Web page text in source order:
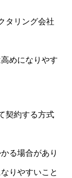
タリング会社
めになりやす
契約する方式
る場合があり
りやすいこと